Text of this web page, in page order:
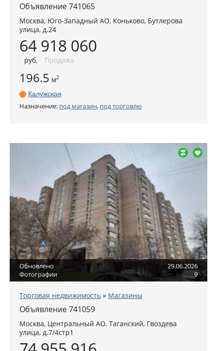
Объявление 741065
Москва, Юго-Западный АО, Коньково, Бутлерова
улица, д.24
64 918 060
руб. Продажа
196.5 м2
Калужская
Назначение: под магазин, под торговлю
Обновлено
29.06.2026
Фотографии
9
Торговая недвижимость » Магазины
Объявление 741059
Москва, Центральный АО, Таганский, Гвоздева
улица, д.7/4стр1